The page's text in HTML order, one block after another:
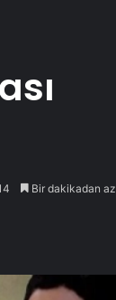
Bir dakikadan az